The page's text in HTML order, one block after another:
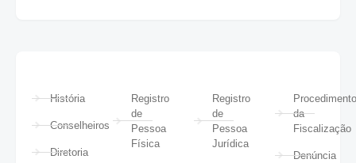
História
Conselheiros
Diretoria
Registro
de
Pessoa
Física
Registro
de
Pessoa
Jurídica
da
Fiscalização
Denúncia